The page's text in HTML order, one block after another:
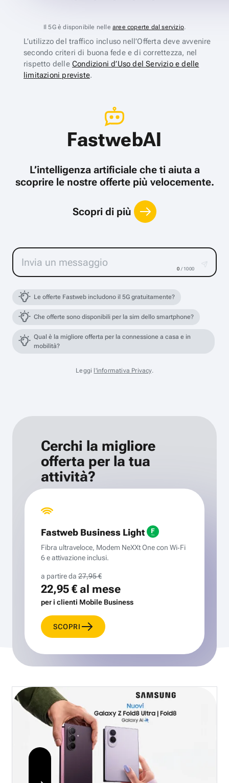
Il 5G è disponibile nelle aree coperte dal servizio.
L’utilizzo del traffico incluso nell’Offerta deve avvenire
secondo criteri di buona fede e di correttezza, nel
rispetto delle Condizioni d’Uso del Servizio e delle
limitazioni previste.
FastwebAI
L’intelligenza artificiale che ti aiuta a
scoprire le nostre offerte più velocemente.
Scopri di più
0 / 1000
Le offerte Fastweb includono il 5G gratuitamente?
Che offerte sono disponibili per la sim dello smartphone?
Qual è la migliore offerta per la connessione a casa e in
mobilità?
Leggi l'informativa Privacy.
Cerchi la migliore
offerta per la tua
attività?
Fastweb Business Light
Fibra ultraveloce, Modem NeXXt One con Wi‑Fi
6 e attivazione inclusi.
a partire da 27,95 €
22,95 €al mese
per i clienti Mobile Business
SCOPRI